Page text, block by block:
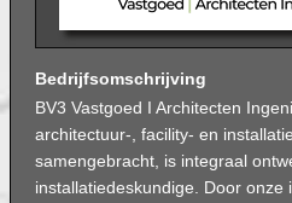
Bedrijfsomschrijving
BV3 Vastgoed I Architecten
architectuur-, facility- en
samengebracht, is integraal
installatiedeskundige. Door